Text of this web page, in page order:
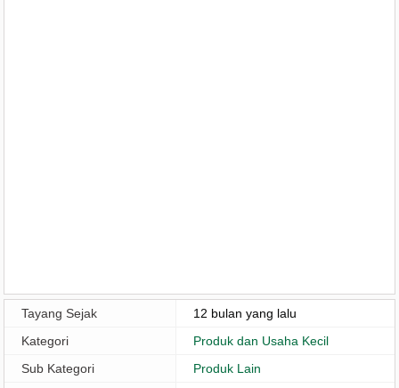
Tayang Sejak
12 bulan yang lalu
Kategori
Produk dan Usaha Kecil
Sub Kategori
Produk Lain